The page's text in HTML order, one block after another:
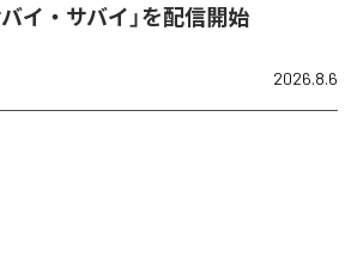
イ・サバイ」を配信開始
2026.8.6